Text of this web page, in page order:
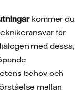
kommer du
för
med dessa,
behov och
mellan